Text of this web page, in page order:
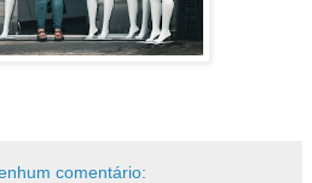
comentário: